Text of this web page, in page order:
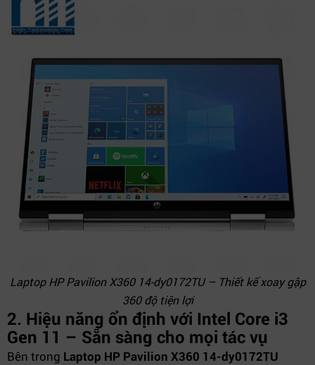
Laptop HP Pavilion X360 14-dy0172TU – Thiết kế xoay gập
360 độ tiện lợi
2. Hiệu năng ổn định với Intel Core i3
Gen 11 – Sẵn sàng cho mọi tác vụ
Bên trong Laptop HP Pavilion X360 14-dy0172TU